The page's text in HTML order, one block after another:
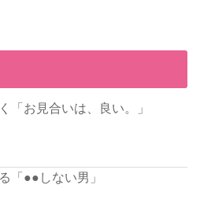
「お見合いは、良い。」
「●●しない男」